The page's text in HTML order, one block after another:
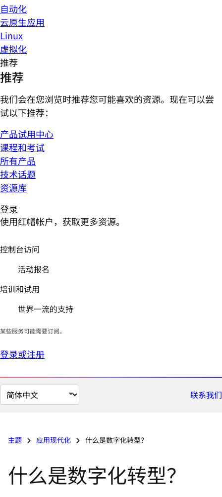
自动化
云原生应用
Linux
虚拟化
推荐
推荐
我们会在您浏览时推荐您可能喜欢的资源。现在可以尝
试以下推荐：
产品试用中心
课程和考试
所有产品
技术话题
资源库
登录
使用红帽帐户，获取更多资源。
控制台访问
活动报名
培训和试用
世界一流的支持
某些服务可能需要订阅。
登录或注册
切
换
语
联系我们
主题 应用现代化 什么是数字化转型？
什么是数字化转型？